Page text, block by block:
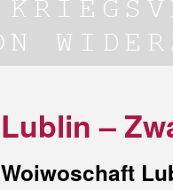
Lublin –
Woiwoschaft